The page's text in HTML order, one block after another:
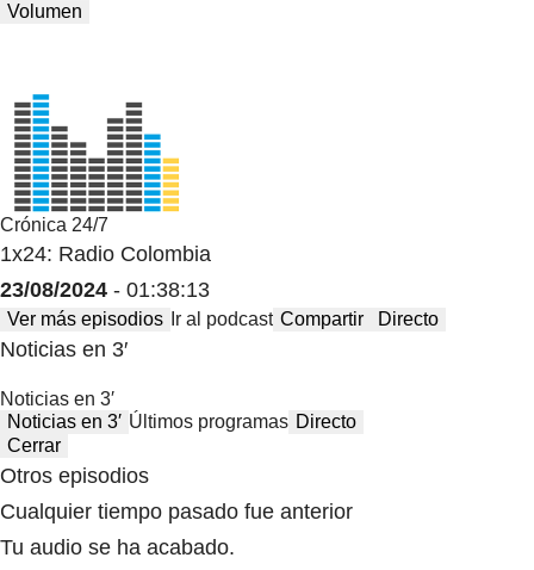
Volumen
Crónica 24/7
1x24: Radio Colombia
23/08/2024 - 01:38:13
Ver más episodios Ir al podcast Compartir Directo
Noticias en 3′
Noticias en 3′
Noticias en 3′ Últimos programas Directo
Cerrar
Otros episodios
Cualquier tiempo pasado fue anterior
Tu audio se ha acabado.